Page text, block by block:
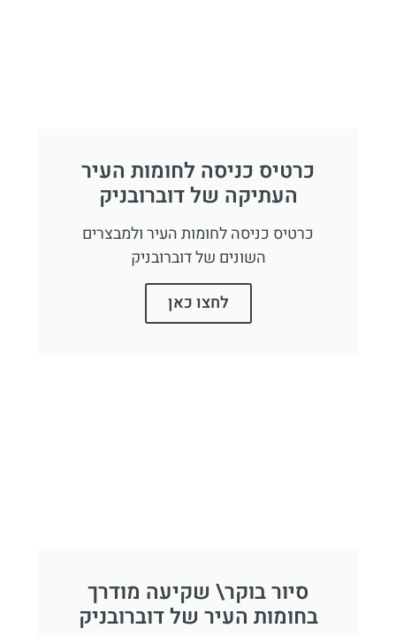
כרטיס כניסה לחומות העיר
העתיקה של דוברובניק
כרטיס כניסה לחומות העיר ולמבצרים
השונים של דוברובניק
לחצו כאן
סיור בוקר\ שקיעה מודרך
בחומות העיר של דוברובניק